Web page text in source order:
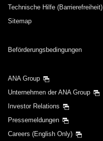
Technische Hilfe (Barrierefreiheit)
Sitemap
Beförderungsbedingungen
ANA Group
Unternehmen der ANA Group
Investor Relations
Pressemeldungen
Careers (English Only)